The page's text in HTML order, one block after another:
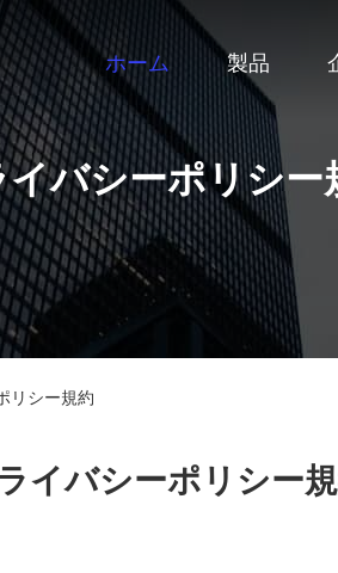
ホーム 製品
イバシーポリシー
リシー規約
イバシーポリシー